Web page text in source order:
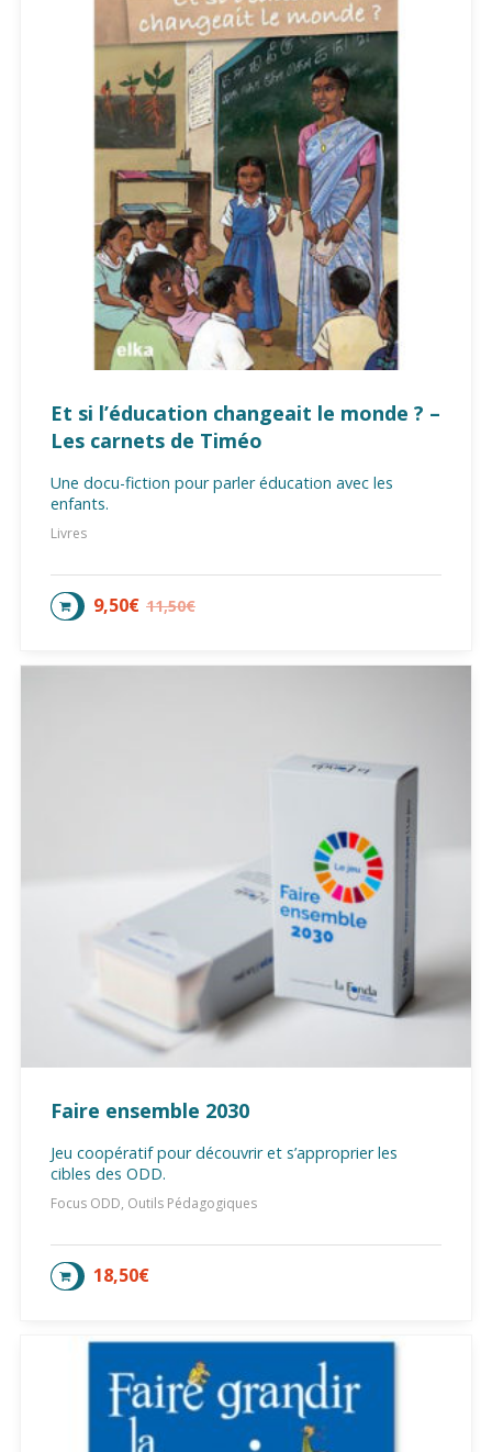
Et si l’éducation changeait le monde ? –
Les carnets de Timéo
Une docu-fiction pour parler éducation avec les
enfants.
Livres
11,50€
9,50€
AJOUTER AU PANIER
Faire ensemble 2030
Jeu coopératif pour découvrir et s’approprier les
cibles des ODD.
Focus ODD, Outils Pédagogiques
18,50€
AJOUTER AU PANIER